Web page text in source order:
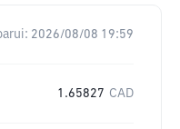
2026/08/08 19:59
1.65827 CAD